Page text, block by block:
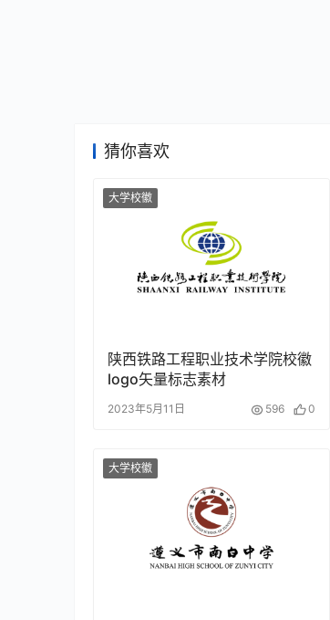
猜你喜欢
大学校徽
陕西铁路工程职业技术学院校徽
logo矢量标志素材
2023年5月11日 596 0
大学校徽